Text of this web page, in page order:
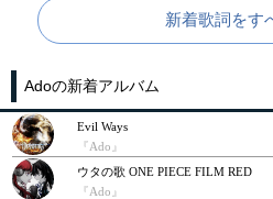
新着歌詞をす
Adoの新着アルバム
Evil Ways
『Ado』
ウタの歌 ONE PIECE FILM RED
『Ado』